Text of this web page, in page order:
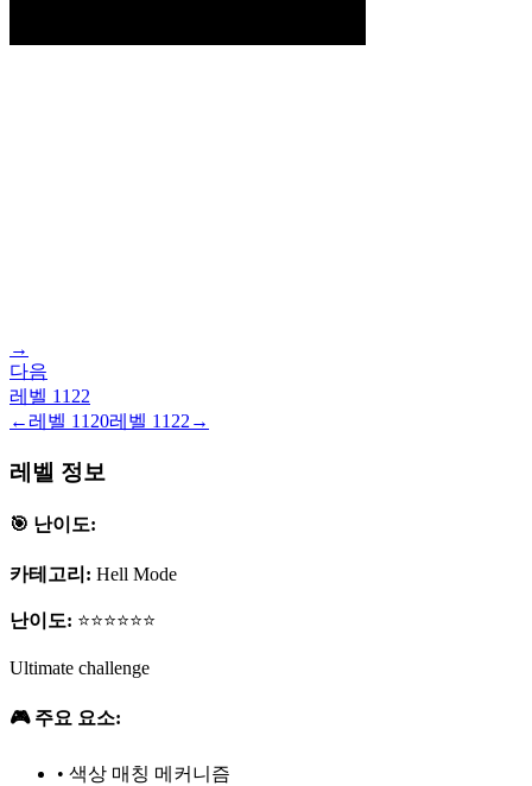
→
다음
레벨 1122
← 레벨 1120레벨 1122 →
레벨 정보
🎯 난이도:
카테고리: Hell Mode
난이도: ⭐⭐⭐⭐⭐⭐
Ultimate challenge
🎮 주요 요소:
• 색상 매칭 메커니즘